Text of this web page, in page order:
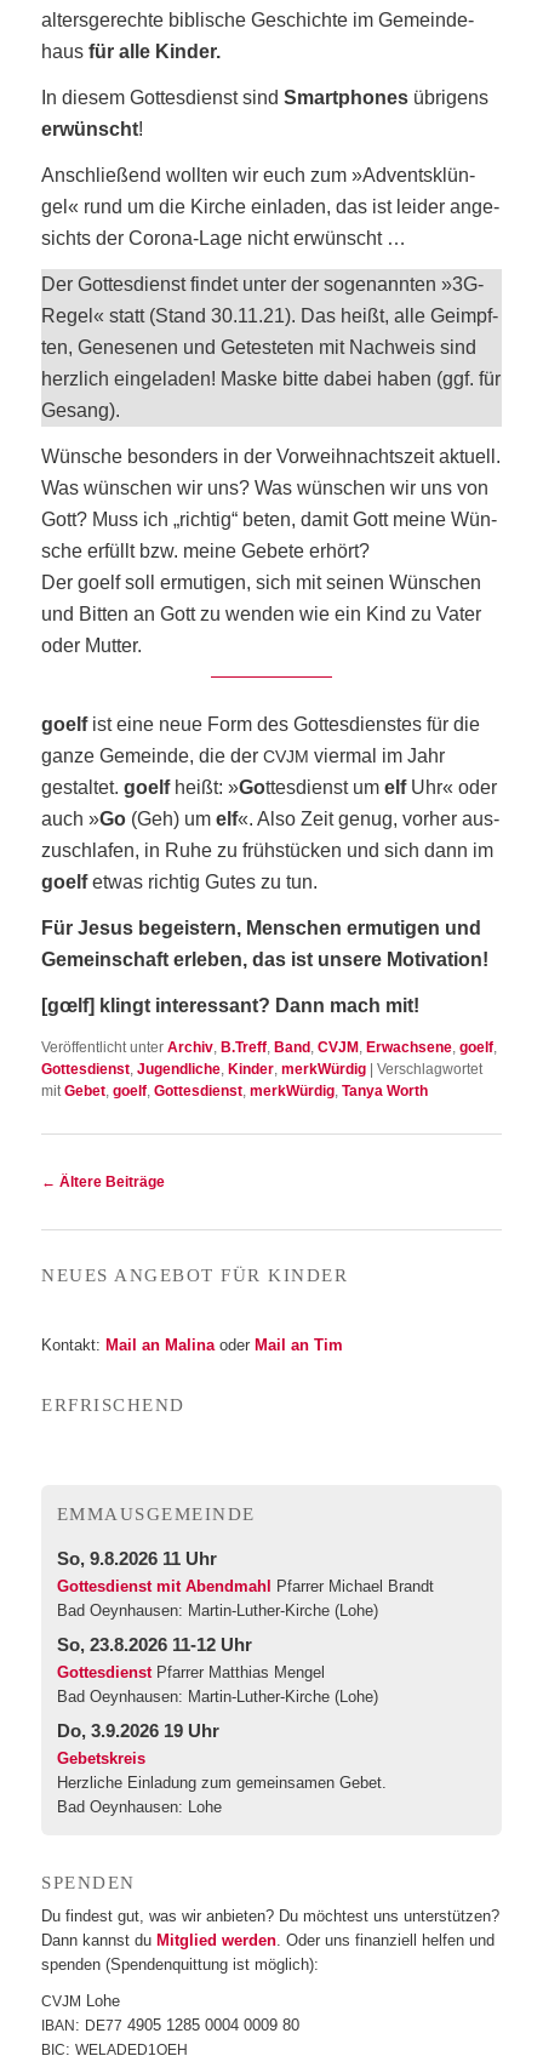
alters­ge­rech­te bibli­sche Geschich­te im Gemein­de­
hausfür alle Kinder.
In die­sem Got­tes­dienst sindSmart­phones übri­gens
erwünscht!
Anschlie­ßend woll­ten wir euch zum »Advents­klün­
gel« rund um die Kir­che ein­la­den, das ist lei­der ange­
sichts der Coro­na-Lage nicht erwünscht …
Der Got­tes­dienst fin­det unter der soge­nann­ten »3G-
Regel« statt (Stand 30.11.21). Das heißt, alle Geimpf­
ten, Gene­se­nen und Getes­te­ten mit Nach­weis sind
herz­lich ein­ge­la­den! Mas­ke bit­te dabei haben (ggf. für
Gesang).
Wün­sche beson­ders in der Vor­weih­nachts­zeit aktu­ell.
Was wün­schen wir uns? Was wün­schen wir uns von
Gott? Muss ich „rich­tig“ beten, damit Gott mei­ne Wün­
sche erfüllt bzw. mei­ne Gebe­te erhört?
Der goelf soll ermu­ti­gen, sich mit sei­nen Wün­schen
und Bit­ten an Gott zu wen­den wie ein Kind zu Vater
oder Mutter.
goelfist eine neue Form des Got­tes­diens­tes für die
gan­ze Gemein­de, die derCVJM vier­mal im Jahr
gestal­tet.goelfheißt: »Gottes­dienst umelfUhr« oder
auch »Go (Geh) umelf«. Also Zeit genug, vor­her aus­
zu­schla­fen, in Ruhe zu früh­stü­cken und sich dann im
goelfetwas rich­tig Gutes zu tun.
Für Jesus begeis­tern, Men­schen ermu­ti­gen und
Gemein­schaft erle­ben, das ist unse­re Motivation!
[gœlf] klingt inter­es­sant? Dann mach mit!
Veröffentlicht unter Archiv ,B.Treff ,Band ,CVJM ,Erwachsene ,goelf
Gottesdienst ,Jugendliche ,Kinder ,merkWürdig |Verschlagwortet
mit Gebet ,goelf ,Gottesdienst ,merkWürdig ,Tanya Worth
Beitragsnavigation
← Ältere Beiträge
NEU­ES ANGE­BOT FÜR KINDER
Kon­takt:Mail an Mali­na oderMail an Tim
ERFRI­SCHEND
EMMA­US­GE­MEIN­DE
So, 9.8.2026 11 Uhr
Gottesdienst mit Abendmahl Pfarrer Michael Brandt
Bad Oeynhausen: Martin-Luther-Kirche (Lohe)
So, 23.8.2026 11-12 Uhr
Gottesdienst Pfarrer Matthias Mengel
Bad Oeynhausen: Martin-Luther-Kirche (Lohe)
Do, 3.9.2026 19 Uhr
Gebetskreis
Herzliche Einladung zum gemeinsamen Gebet.
Bad Oeynhausen: Lohe
SPEN­DEN
Du fin­dest gut, was wir anbie­ten? Du möch­test uns unter­stüt­zen?
Dann kannst du Mit­glied wer­den. Oder uns finan­zi­ell hel­fen und
spen­den (Spen­den­quit­tung ist möglich):
CVJM Lohe
IBAN : DE77 4905 1285 0004 0009 80
BIC:WELADED1OEH